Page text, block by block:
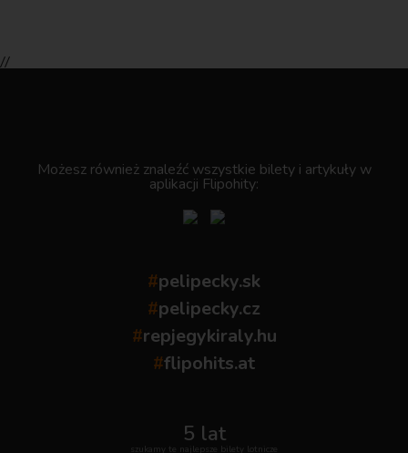
//
Możesz również znaleźć wszystkie bilety i artykuły w
aplikacji Flipohity:
#pelipecky.sk
#pelipecky.cz
#repjegykiraly.hu
#flipohits.at
5 lat
szukamy te najlepsze bilety lotnicze